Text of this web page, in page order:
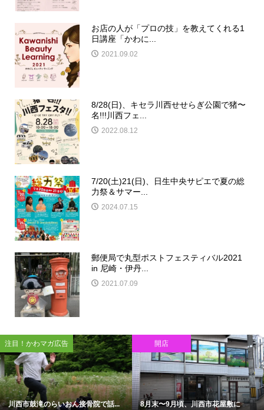
お店の人が「プロの技」を教えてくれる1
日講座「かわに...
2021.09.02
8/28(日)、キセラ川西せせらぎ公園で猪〜
名!!!川西フェ...
2022.08.12
7/20(土)21(日)、日生中央サピエで夏の総
力祭＆サマー...
2024.07.15
郵便局で丸型ポストフェスティバル2021
in 尼崎・伊丹...
2021.07.09
注目！かわマガ広告
川西市鼓滝のらいおん接骨院で話...
開店
8月末〜9月頃、川西市花屋敷に